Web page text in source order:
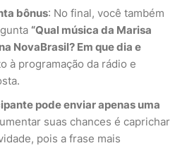
bônus: No final, você também
“Qual música da Marisa
NovaBrasil? Em que dia e
à programação da rádio e
pode enviar apenas uma
suas chances é caprichar
pois a frase mais